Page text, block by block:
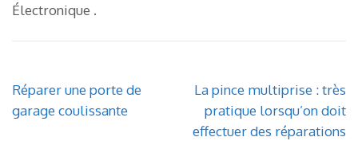
Électronique .
Navigation
de
Réparer une porte de
garage coulissante
La pince multiprise : très
pratique lorsqu’on doit
effectuer des réparations